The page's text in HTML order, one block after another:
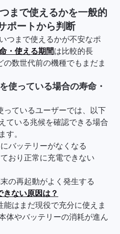
まで使えるかを一般的
ポートから判断
つまで使えるかが不安なポ
・使える期間は比較的長
数世代前の機種でもまだま
使っている場合の寿命・
ているユーザーでは、以下
ている兆候を確認できる場合
す。
バッテリーがなくなる
おり正常に充電できない
の再起動がよく発生する
ない原因は？
はまだ現役で充分に使えま
体やバッテリーの消耗が進ん